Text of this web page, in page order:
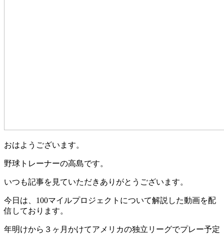
おはようございます。
野球トレーナーの高島です。
いつも記事を見ていただきありがとうございます。
今日は、100マイルプロジェクトについて解説した動画を配
信しております。
年明けから３ヶ月かけてアメリカの独立リーグでプレー予定